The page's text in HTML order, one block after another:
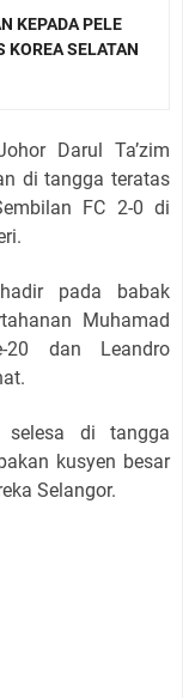
KEPADA PELE
KOREA SELATAN
Darul Ta’zim
di tangga teratas
FC 2-0 di
pada babak
Muhamad
20 dan Leandro
selesa di tangga
kusyen besar
Selangor.